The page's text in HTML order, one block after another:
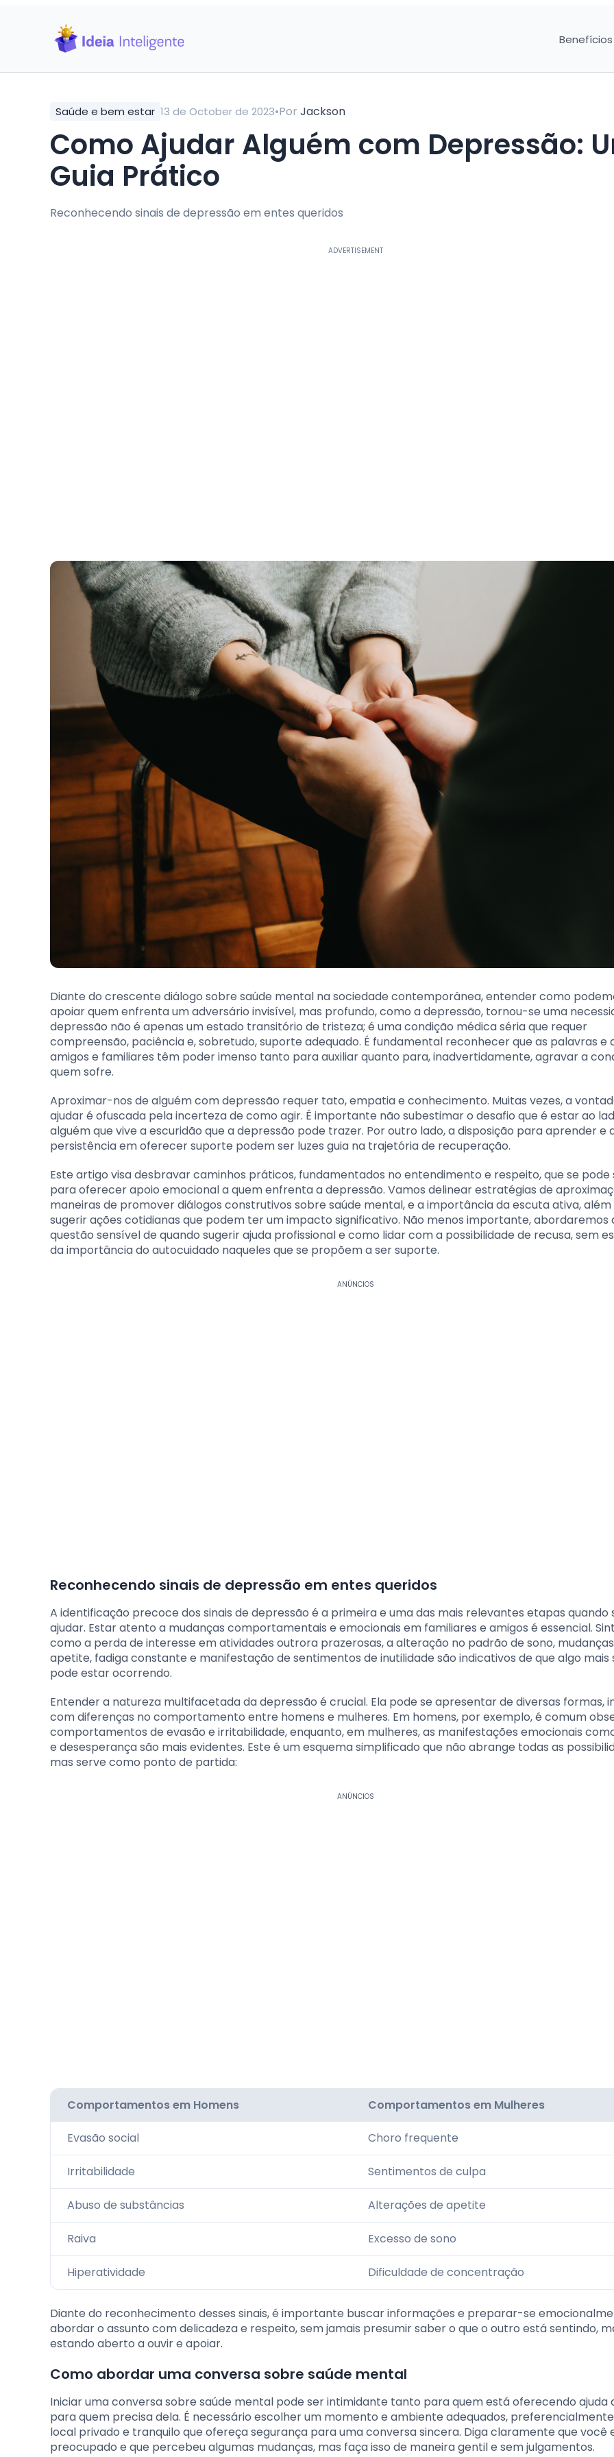
Benefícios
Saúde e bem estar 13 de October de 2023•Por Jackson
Como Ajudar Alguém com Depressão:
Guia Prático
Reconhecendo sinais de depressão em entes queridos
ADVERTISEMENT
Diante do crescente diálogo sobre saúde mental na sociedade contemporânea, entender como
apoiar quem enfrenta um adversário invisível, mas profundo, como a depressão, tornou-se uma
depressão não é apenas um estado transitório de tristeza; é uma condição médica séria que requer
compreensão, paciência e, sobretudo, suporte adequado. É fundamental reconhecer que as palavras e
amigos e familiares têm poder imenso tanto para auxiliar quanto para, inadvertidamente, agravar a
quem sofre.
Aproximar-nos de alguém com depressão requer tato, empatia e conhecimento. Muitas vezes, a
ajudar é ofuscada pela incerteza de como agir. É importante não subestimar o desafio que é estar ao
alguém que vive a escuridão que a depressão pode trazer. Por outro lado, a disposição para aprender e
persistência em oferecer suporte podem ser luzes guia na trajetória de recuperação.
Este artigo visa desbravar caminhos práticos, fundamentados no entendimento e respeito, que se pode
para oferecer apoio emocional a quem enfrenta a depressão. Vamos delinear estratégias de
maneiras de promover diálogos construtivos sobre saúde mental, e a importância da escuta ativa, além
sugerir ações cotidianas que podem ter um impacto significativo. Não menos importante, abordaremos
questão sensível de quando sugerir ajuda profissional e como lidar com a possibilidade de recusa, sem
da importância do autocuidado naqueles que se propõem a ser suporte.
ANÚNCIOS
Reconhecendo sinais de depressão em entes queridos
A identificação precoce dos sinais de depressão é a primeira e uma das mais relevantes etapas quando
ajudar. Estar atento a mudanças comportamentais e emocionais em familiares e amigos é essencial.
como a perda de interesse em atividades outrora prazerosas, a alteração no padrão de sono,
apetite, fadiga constante e manifestação de sentimentos de inutilidade são indicativos de que algo mais
pode estar ocorrendo.
Entender a natureza multifacetada da depressão é crucial. Ela pode se apresentar de diversas formas,
com diferenças no comportamento entre homens e mulheres. Em homens, por exemplo, é comum
comportamentos de evasão e irritabilidade, enquanto, em mulheres, as manifestações emocionais
e desesperança são mais evidentes. Este é um esquema simplificado que não abrange todas as
mas serve como ponto de partida:
ANÚNCIOS
Comportamentos em Homens Comportamentos em Mulheres
Evasão social Choro frequente
Irritabilidade Sentimentos de culpa
Abuso de substâncias Alterações de apetite
Raiva Excesso de sono
Hiperatividade Dificuldade de concentração
Diante do reconhecimento desses sinais, é importante buscar informações e preparar-se
abordar o assunto com delicadeza e respeito, sem jamais presumir saber o que o outro está sentindo,
estando aberto a ouvir e apoiar.
Como abordar uma conversa sobre saúde mental
Iniciar uma conversa sobre saúde mental pode ser intimidante tanto para quem está oferecendo ajuda
para quem precisa dela. É necessário escolher um momento e ambiente adequados,
local privado e tranquilo que ofereça segurança para uma conversa sincera. Diga claramente que você
preocupado e que percebeu algumas mudanças, mas faça isso de maneira gentil e sem julgamentos.